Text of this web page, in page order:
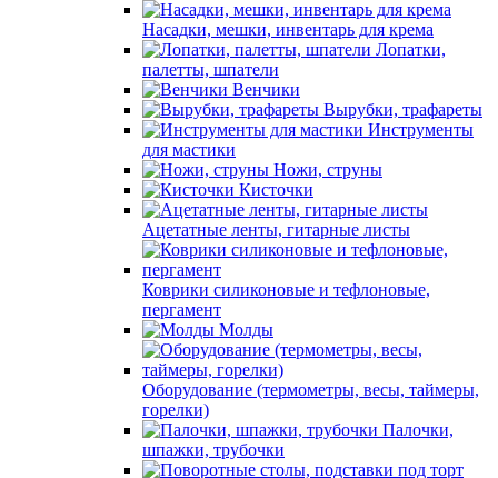
Насадки, мешки, инвентарь для крема
Лопатки,
палетты, шпатели
Венчики
Вырубки, трафареты
Инструменты
для мастики
Ножи, струны
Кисточки
Ацетатные ленты, гитарные листы
Коврики силиконовые и тефлоновые,
пергамент
Молды
Оборудование (термометры, весы, таймеры,
горелки)
Палочки,
шпажки, трубочки